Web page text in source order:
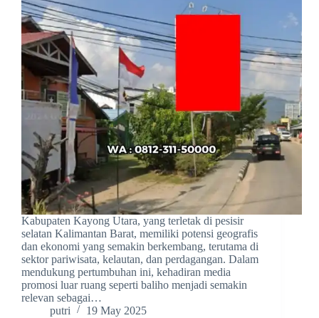
Kabupaten Kayong Utara, yang terletak di pesisir
selatan Kalimantan Barat, memiliki potensi geografis
dan ekonomi yang semakin berkembang, terutama di
sektor pariwisata, kelautan, dan perdagangan. Dalam
mendukung pertumbuhan ini, kehadiran media
promosi luar ruang seperti baliho menjadi semakin
relevan sebagai…
putri
19 May 2025